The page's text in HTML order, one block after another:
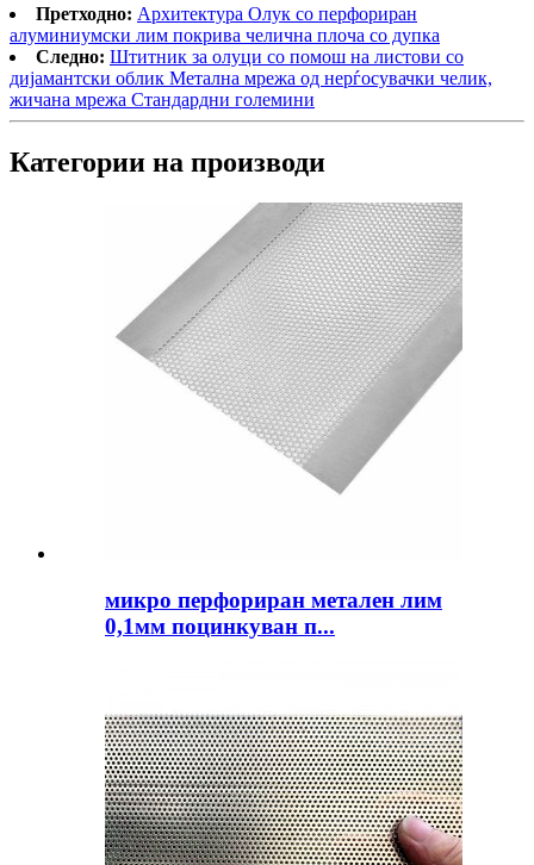
Претходно: Архитектура Олук со перфориран
алуминиумски лим покрива челична плоча со дупка
Следно: Штитник за олуци со помош на листови со
дијамантски облик Метална мрежа од нерѓосувачки челик,
жичана мрежа Стандардни големини
Категории на производи
микро перфориран метален лим
0,1мм поцинкуван п...